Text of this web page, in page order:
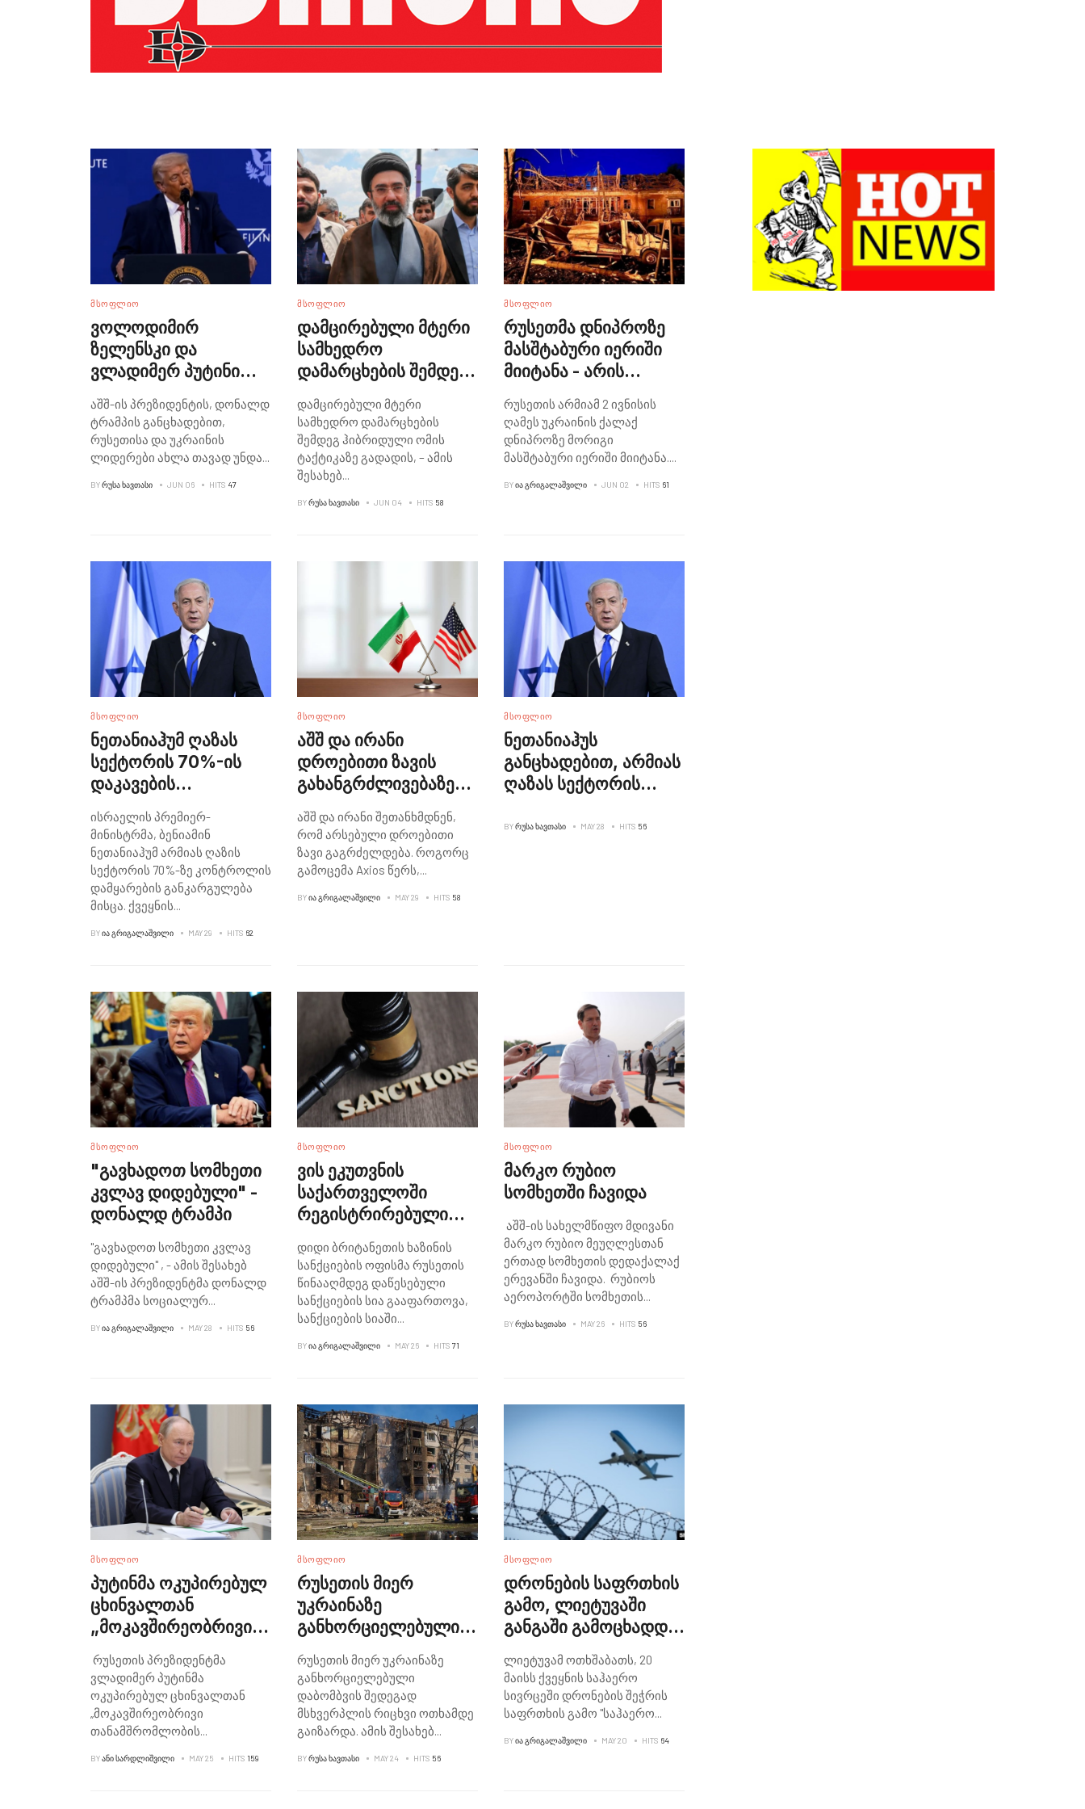
ᲛᲡᲝᲤᲚᲘᲝ
ვოლოდიმირ
ზელენსკი და
ვლადიმერ პუტინი
ახლა თავად უნდა
გაერკვნენ ომის
საკითხში, მგონია,
ყველაფერი
მოგვარდება - ტრამპი
აშშ-ის პრეზიდენტის, დონალდ
ტრამპის განცხადებით,
რუსეთისა და უკრაინის
ლიდერები ახლა თავად უნდა...
BYᲠᲣᲡᲐ ᲮᲐᲕᲗᲐᲡᲘ JUN 06 HITS 47
ᲛᲡᲝᲤᲚᲘᲝ
დამცირებული მტერი
სამხედრო
დამარცხების შემდეგ
ჰიბრიდული ომის
ტაქტიკაზე გადადის -
მოჯტაბა ხამენეი
დამცირებული მტერი
სამხედრო დამარცხების
შემდეგ ჰიბრიდული ომის
ტაქტიკაზე გადადის, – ამის
შესახებ...
BYᲠᲣᲡᲐ ᲮᲐᲕᲗᲐᲡᲘ JUN 04 HITS 58
ᲛᲡᲝᲤᲚᲘᲝ
რუსეთმა დნიპროზე
მასშტაბური იერიში
მიიტანა - არის
მსხვერპლი
რუსეთის არმიამ 2 ივნისის
ღამეს უკრაინის ქალაქ
დნიპროზე მორიგი
მასშტაბური იერიში მიიტანა....
BYᲘᲐ ᲒᲠᲘᲒᲐᲚᲐᲨᲕᲘᲚᲘ JUN 02 HITS 61
ᲛᲡᲝᲤᲚᲘᲝ
ნეთანიაჰუმ ღაზას
სექტორის 70%-ის
დაკავების
განკარგულება გასცა
ისრაელის პრემიერ-
მინისტრმა, ბენიამინ
ნეთანიაჰუმ არმიას ღაზის
სექტორის 70%-ზე კონტროლის
დამყარების განკარგულება
მისცა. ქვეყნის...
BYᲘᲐ ᲒᲠᲘᲒᲐᲚᲐᲨᲕᲘᲚᲘ MAY 29 HITS 62
ᲛᲡᲝᲤᲚᲘᲝ
აშშ და ირანი
დროებითი ზავის
გახანგრძლივებაზე
შეთანხმდნენ
აშშ და ირანი შეთანხმდნენ,
რომ არსებული დროებითი
ზავი გაგრძელდება. როგორც
გამოცემა Axios წერს,...
BYᲘᲐ ᲒᲠᲘᲒᲐᲚᲐᲨᲕᲘᲚᲘ MAY 29 HITS 58
ᲛᲡᲝᲤᲚᲘᲝ
ნეთანიაჰუს
განცხადებით, არმიას
ღაზას სექტორის
ქვეშ აღება უბრძანა
BYᲠᲣᲡᲐ ᲮᲐᲕᲗᲐᲡᲘ MAY 28 HITS 56
ᲛᲡᲝᲤᲚᲘᲝ
"გავხადოთ სომხეთი
კვლავ დიდებული" -
დონალდ ტრამპი
"გავხადოთ სომხეთი კვლავ
დიდებული" , - ამის შესახებ
აშშ-ის პრეზიდენტმა დონალდ
ტრამპმა სოციალურ...
BYᲘᲐ ᲒᲠᲘᲒᲐᲚᲐᲨᲕᲘᲚᲘ MAY 28 HITS 56
ᲛᲡᲝᲤᲚᲘᲝ
ვის ეკუთვნის
საქართველოში
რეგისტრირებული
კომპანიები,
რომლებიც
ბრიტანეთმა დღეს
დაასანქცირა
დიდი ბრიტანეთის ხაზინის
სანქციების ოფისმა რუსეთის
წინააღმდეგ დაწესებული
სანქციების სია გააფართოვა,
სანქციების სიაში...
BYᲘᲐ ᲒᲠᲘᲒᲐᲚᲐᲨᲕᲘᲚᲘ MAY 26 HITS 71
ᲛᲡᲝᲤᲚᲘᲝ
მარკო რუბიო
სომხეთში ჩავიდა
აშშ-ის სახელმწიფო მდივანი
მარკო რუბიო მეუღლესთან
ერთად სომხეთის დედაქალაქ
ერევანში ჩავიდა. რუბიოს
აეროპორტში სომხეთის...
BYᲠᲣᲡᲐ ᲮᲐᲕᲗᲐᲡᲘ MAY 26 HITS 56
ᲛᲡᲝᲤᲚᲘᲝ
პუტინმა ოკუპირებულ
ცხინვალთან
„მოკავშირეობრივი
თანამშრომლობის
გაღრმავების
შესახებ” კანონს
ხელი მოაწერა
რუსეთის პრეზიდენტმა
ვლადიმერ პუტინმა
ოკუპირებულ ცხინვალთან
„მოკავშირეობრივი
თანამშრომლობის...
BYᲐᲜᲘ ᲡᲐᲠᲓᲚᲘᲨᲕᲘᲚᲘ MAY 25 HITS 159
ᲛᲡᲝᲤᲚᲘᲝ
რუსეთის მიერ
უკრაინაზე
განხორციელებული
დაბომბვის შედეგად
მსხვერპლის რიცხვი
ოთხამდე გაიზარდა -
ზელენსკი
რუსეთის მიერ უკრაინაზე
განხორციელებული
დაბომბვის შედეგად
მსხვერპლის რიცხვი ოთხამდე
გაიზარდა. ამის შესახებ...
BYᲠᲣᲡᲐ ᲮᲐᲕᲗᲐᲡᲘ MAY 24 HITS 56
ᲛᲡᲝᲤᲚᲘᲝ
დრონების საფრთხის
გამო, ლიეტუვაში
განგაში გამოცხადდა
და აეროპორტი
დაიხურა
ლიეტუვამ ოთხშაბათს, 20
მაისს ქვეყნის საჰაერო
სივრცეში დრონების შეჭრის
საფრთხის გამო "საჰაერო...
BYᲘᲐ ᲒᲠᲘᲒᲐᲚᲐᲨᲕᲘᲚᲘ MAY 20 HITS 64